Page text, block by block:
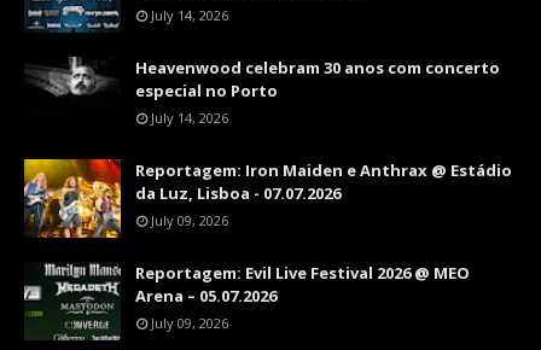
July 14, 2026
Heavenwood celebram 30 anos com concerto
especial no Porto
July 14, 2026
Reportagem: Iron Maiden e Anthrax @ Estádio
da Luz, Lisboa - 07.07.2026
July 09, 2026
Reportagem: Evil Live Festival 2026 @ MEO
Arena – 05.07.2026
July 09, 2026